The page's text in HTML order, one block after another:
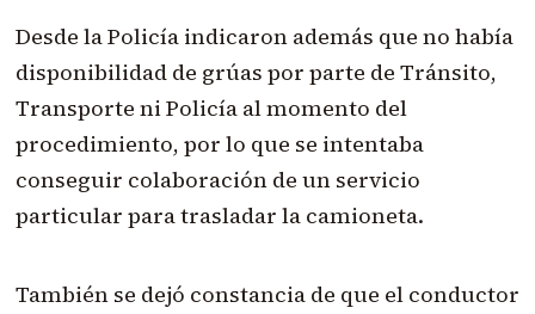
Desde la Policía indicaron además que no había
disponibilidad de grúas por parte de Tránsito,
Transporte ni Policía al momento del
procedimiento, por lo que se intentaba
conseguir colaboración de un servicio
particular para trasladar la camioneta.
También se dejó constancia de que el conductor